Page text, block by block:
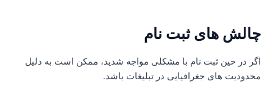
های ثبت نام
در حین ثبت نام با مشکلی مواجه شدید، ممکن است به دلیل
های جغرافیایی در تبلیغات باشد.